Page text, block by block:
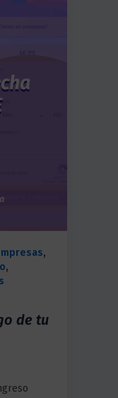
,
,
de tu